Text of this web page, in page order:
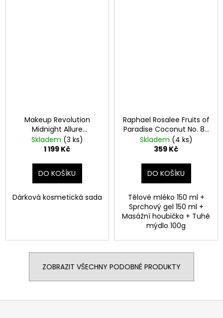
Makeup Revolution
Midnight Allure
Collection
Skladem (3 ks)
1 199 Kč
DO KOŠÍKU
Dárková kosmetická sada
Raphael Rosalee Fruits of
Paradise Coconut No. 86
Gift Set
Skladem (4 ks)
359 Kč
DO KOŠÍKU
Tělové mléko 150 ml +
Sprchový gel 150 ml +
Masážní houbička + Tuhé
mýdlo 100g
ZOBRAZIT VŠECHNY PODOBNÉ PRODUKTY
Z